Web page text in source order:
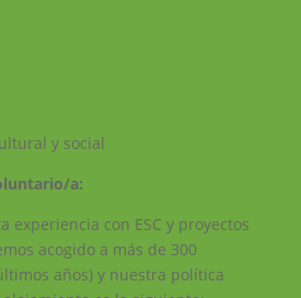
y social
a:
experiencia con ESC y proyectos
acogido a más de 300
años) y nuestra política